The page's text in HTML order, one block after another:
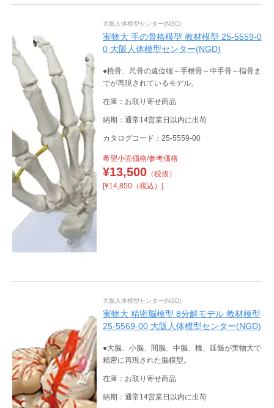
大阪人体模型センター(NGD)
実物大 手の骨格模型 教材模型 25-5559-0
0 大阪人体模型センター(NGD)
●橈骨、尺骨の遠位端～手根骨～中手骨～指骨ま
でが再現されているモデル。
在庫：お取り寄せ商品
納期：通常14営業日以内に出荷
カタログコード：25-5559-00
希望小売価格/参考価格
¥13,500（税抜）
[¥14,850（税込）]
大阪人体模型センター(NGD)
実物大 精密脳模型 8分解モデル 教材模型
25-5569-00 大阪人体模型センター(NGD)
●大脳、小脳、間脳、中脳、橋、延髄が実物大で
精密に再現された脳模型。
在庫：お取り寄せ商品
納期：通常14営業日以内に出荷